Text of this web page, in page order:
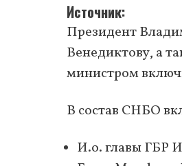
Источник
Президент
Венедиктову, а
министром
В состав СНБО
И.о. главы ГБР